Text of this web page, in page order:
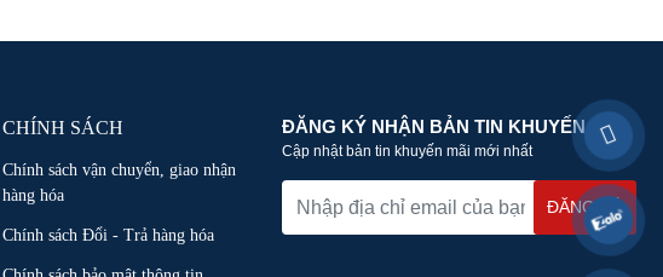
CHÍNH SÁCH
Chính sách vận chuyển, giao nhận
hàng hóa
Chính sách Đổi - Trả hàng hóa
ĐĂNG KÝ NHẬN BẢN TIN KHUYẾN MÃI
Cập nhật bản tin khuyến mãi mới nhất